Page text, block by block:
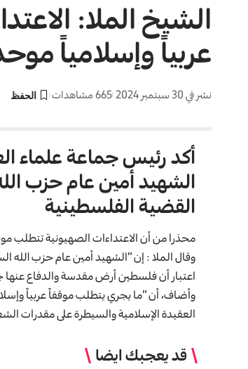
الشيخ الملا:
عربياً وإسلامياً
نشر في 30 سبتمبر 2024 665 مشاهدات
أكد رئيس جماعة علماء
الشهيد أمين عام حزب
القضية الفلسطينية
محذرا من أن الاعتداءات الصهيونية تتطلب
وقال الملا : إن “الشهيد أمين عام حزب الله
اعتبار أن فلسطين أرض مقدسة والدفاع عنها
وأضاف، أن “ما يجري يتطلب موقفاً عربياً
العقيدة الإسلامية والسيطرة على مقدرات
قد يعجبك ايضا